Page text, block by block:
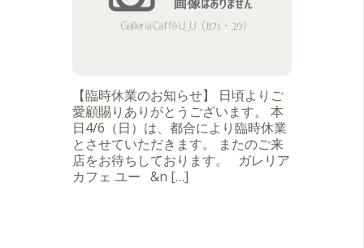
【臨時休業のお知らせ】 日頃よりご
愛顧賜りありがとうございます。 本
日4/6（日）は、都合により臨時休業
とさせていただきます。 またのご来
店をお待ちしております。 ガレリア
カフェ ユー &n […]